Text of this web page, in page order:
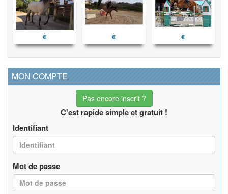
€ € €
MON COMPTE
Pas encore inscrit ?
C'est rapide simple et gratuit !
Identifiant
Mot de passe